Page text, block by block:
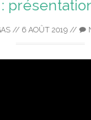
// 6 AOÛT 2019//